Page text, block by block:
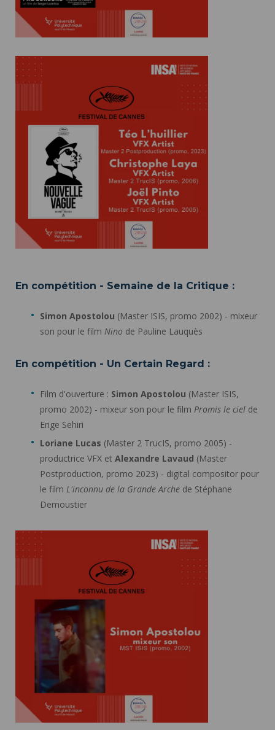
En compétition - Semaine de la Critique :
Simon Apostolou (Master ISIS, promo 2002) - mixeur
son pour le film Nino de Pauline Lauquès
En compétition - Un Certain Regard :
Film d'ouverture : Simon Apostolou (Master ISIS,
promo 2002) - mixeur son pour le film Promis le ciel de
Erige Sehiri
Loriane Lucas (Master 2 TrucIS, promo 2005) -
productrice VFX et Alexandre Lavaud (Master
Postproduction, promo 2023) - digital compositor pour
le film L'inconnu de la Grande Arche de Stéphane
Demoustier